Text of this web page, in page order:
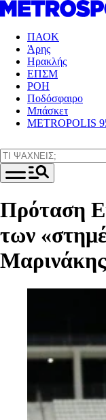
ΠΑΟΚ
Άρης
Ηρακλής
ΕΠΣΜ
ΡΟΗ
Ποδόσφαιρο
Μπάσκετ
METROPOLIS
Πρόταση
των